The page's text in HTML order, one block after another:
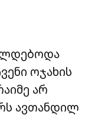
ოჯახის
არ
ავთანდილ